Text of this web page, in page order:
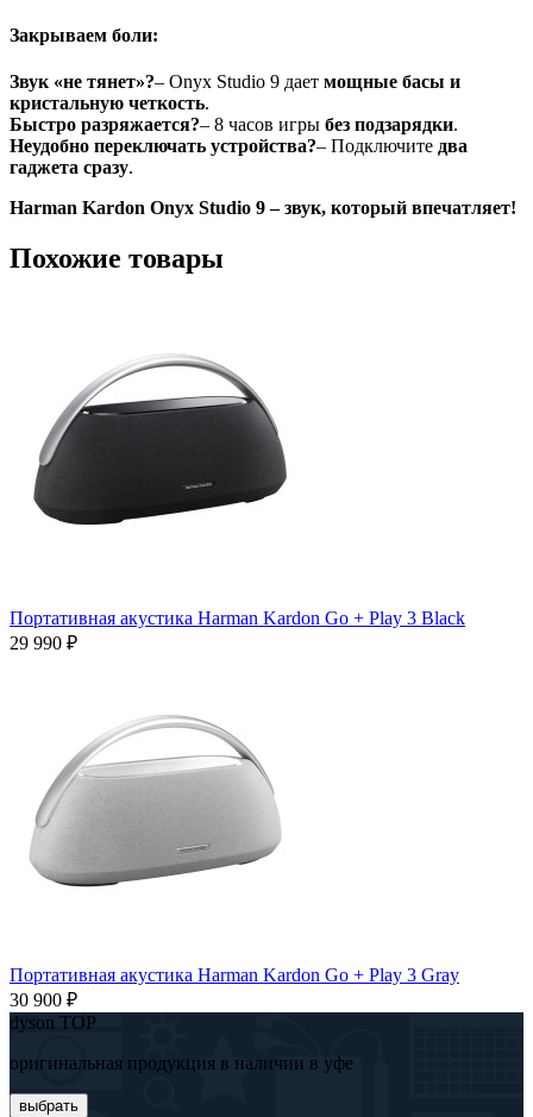
Закрываем боли:
Звук «не тянет»?– Onyx Studio 9 дает мощные басы и
кристальную четкость.
Быстро разряжается?– 8 часов игры без подзарядки.
Неудобно переключать устройства?– Подключите два
гаджета сразу.
Harman Kardon Onyx Studio 9 – звук, который впечатляет!
Похожие товары
Портативная акустика Harman Kardon Go + Play 3 Black
29 990 ₽
Портативная акустика Harman Kardon Go + Play 3 Gray
30 900 ₽
dyson TOP
оригинальная продукция в наличии в уфе
выбрать